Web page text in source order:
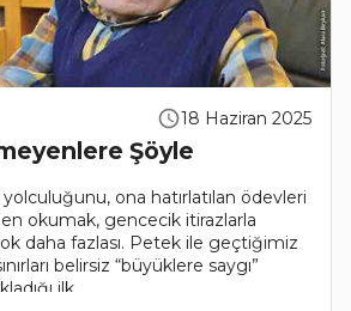
18 Haziran 2025
Şöyle
ona hatırlatılan ödevleri
okumak, gencecik itirazlarla
daha fazlası. Petek ile geçtiğimiz
belirsiz “büyüklere saygı”
ilk ..